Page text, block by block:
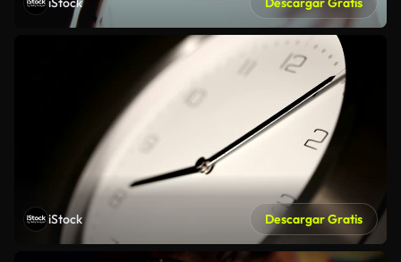
iStock Descargar Gratis